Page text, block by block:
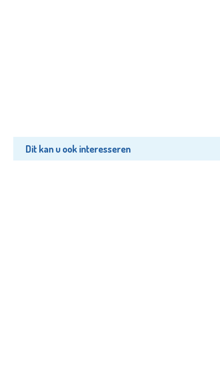
Dit kan u ook interesseren